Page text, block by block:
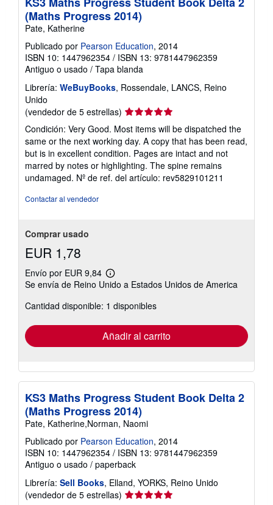
(Maths Progress 2014)
Pate, Katherine
Publicado por Pearson Education, 2014
ISBN 10: 1447962354 / ISBN 13: 9781447962359
Antiguo o usado / Tapa blanda
Librería: WeBuyBooks, Rossendale, LANCS, Reino
Unido
(vendedor de 5 estrellas) Calificación
del
vendedor:
5
de
5
estrellas
Condición: Very Good. Most items will be dispatched the
same or the next working day. A copy that has been read,
but is in excellent condition. Pages are intact and not
marred by notes or highlighting. The spine remains
undamaged. Nº de ref. del artículo: rev5829101211
Contactar al vendedor
Comprar usado
EUR 1,78
Envío por EUR 9,84
Más
información
las
tarifas
envío
Se envía de Reino Unido a Estados Unidos de America
Cantidad disponible: 1 disponibles
Añadir al carrito
KS3 Maths Progress Student Book Delta 2
(Maths Progress 2014)
Pate, Katherine,Norman, Naomi
Publicado por Pearson Education, 2014
ISBN 10: 1447962354 / ISBN 13: 9781447962359
Antiguo o usado / paperback
Librería: Sell Books, Elland, YORKS, Reino Unido
(vendedor de 5 estrellas) Calificación